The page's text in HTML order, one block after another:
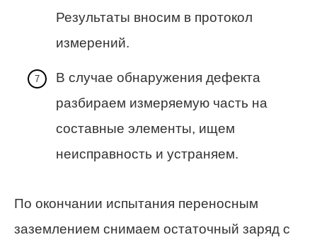
Результаты вносим в протокол
измерений.
В случае обнаружения дефекта
разбираем измеряемую часть на
составные элементы, ищем
неисправность и устраняем.
По окончании испытания переносным
заземлением снимаем остаточный заряд с